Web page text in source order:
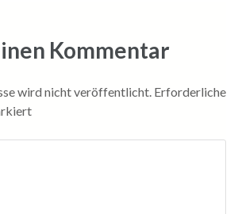
Kommentar
wird nicht veröffentlicht. Erforderliche